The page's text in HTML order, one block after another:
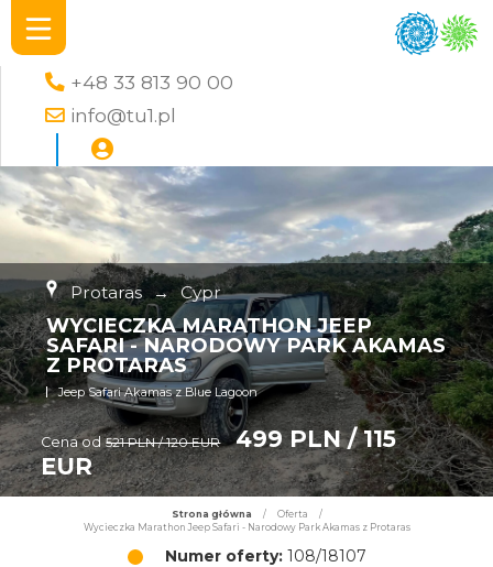
+48 33 813 90 00
info@tu1.pl
Protaras → Cypr
WYCIECZKA MARATHON JEEP
SAFARI - NARODOWY PARK AKAMAS
Z PROTARAS
Jeep Safari Akamas z Blue Lagoon
Cena od 521 PLN / 120 EUR
499 PLN / 115
EUR
Strona główna / Oferta
/
Wycieczka Marathon Jeep Safari - Narodowy Park Akamas z Protaras
Numer oferty:108/18107